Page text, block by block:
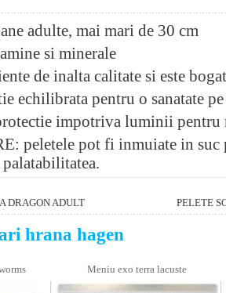
adulte, mai mari de 30 cm
si minerale
de inalta calitate si este
echilibrata pentru o sanatate
impotriva luminii
peletele pot fi inmuiate in suc
DRAGON ADULT
PELETE
hrana hagen
Meniu exo terra lacuste